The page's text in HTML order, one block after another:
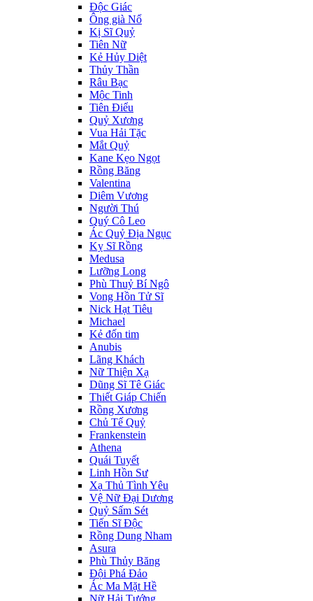
Độc Giác
Ông già Nổ
Kị Sĩ Quỷ
Tiên Nữ
Kẻ Hủy Diệt
Thủy Thần
Râu Bạc
Mộc Tinh
Tiên Điểu
Quỷ Xương
Vua Hải Tặc
Mắt Quỷ
Kane Kẹo Ngọt
Rồng Băng
Valentina
Diêm Vương
Người Thú
Quý Cô Leo
Ác Quỷ Địa Ngục
Kỵ Sĩ Rồng
Medusa
Lưỡng Long
Phù Thuỷ Bí Ngô
Vong Hồn Tử Sĩ
Nick Hạt Tiêu
Michael
Kẻ đốn tim
Anubis
Lãng Khách
Nữ Thiện Xạ
Dũng Sĩ Tê Giác
Thiết Giáp Chiến
Rồng Xương
Chủ Tế Quỷ
Frankenstein
Athena
Quái Tuyết
Linh Hồn Sư
Xạ Thủ Tình Yêu
Vệ Nữ Đại Dương
Quỷ Sấm Sét
Tiến Sĩ Độc
Rồng Dung Nham
Asura
Phù Thủy Băng
Đội Phá Đảo
Ác Ma Mặt Hề